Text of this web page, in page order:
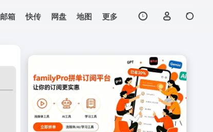
邮箱 快传 网盘 地图 更多